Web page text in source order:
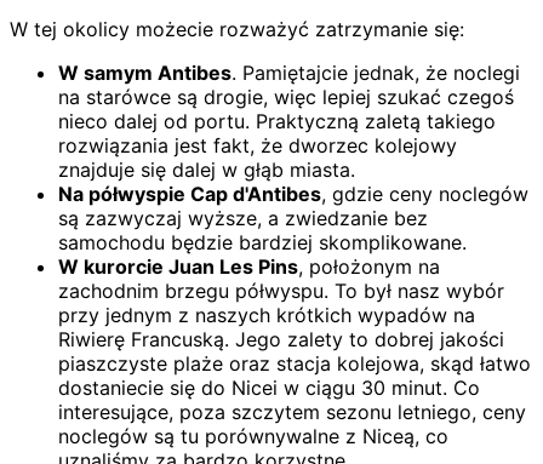
W tej okolicy możecie rozważyć zatrzymanie się:
W samym Antibes. Pamiętajcie jednak, że noclegi
na starówce są drogie, więc lepiej szukać czegoś
nieco dalej od portu. Praktyczną zaletą takiego
rozwiązania jest fakt, że dworzec kolejowy
znajduje się dalej w głąb miasta.
Na półwyspie Cap d'Antibes, gdzie ceny noclegów
są zazwyczaj wyższe, a zwiedzanie bez
samochodu będzie bardziej skomplikowane.
W kurorcie Juan Les Pins, położonym na
zachodnim brzegu półwyspu. To był nasz wybór
przy jednym z naszych krótkich wypadów na
Riwierę Francuską. Jego zalety to dobrej jakości
piaszczyste plaże oraz stacja kolejowa, skąd łatwo
dostaniecie się do Nicei w ciągu 30 minut. Co
interesujące, poza szczytem sezonu letniego, ceny
noclegów są tu porównywalne z Niceą, co